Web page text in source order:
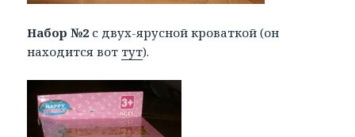
Набор №2 с двух-ярусной кроваткой (он
находится вот тут).